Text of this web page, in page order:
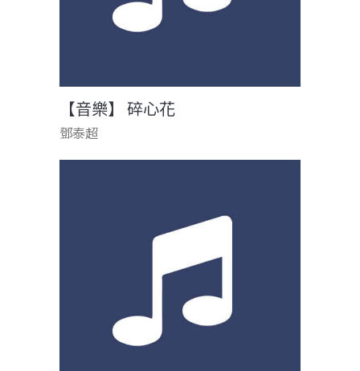
【音樂】 碎心花
鄧泰超